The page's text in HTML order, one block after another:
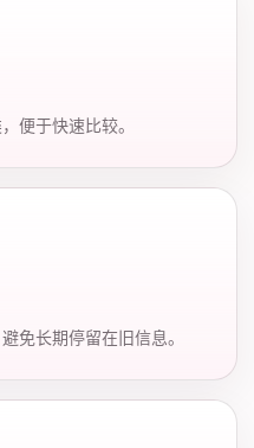
便于快速比较。
免长期停留在旧信息。